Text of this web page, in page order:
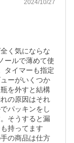
2024/10/27
く気にならな
ールで薄めて使
タイマーも指定
ーがいくつか
を外すと結構
の原因はそれ
パッキンをし
そうすると漏
持ってます
の商品は仕方